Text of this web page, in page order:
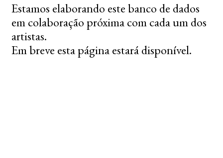
Estamos elaborando este banco de dados
em colaboração próxima com cada um dos
artistas.
Em breve esta página estará disponível.